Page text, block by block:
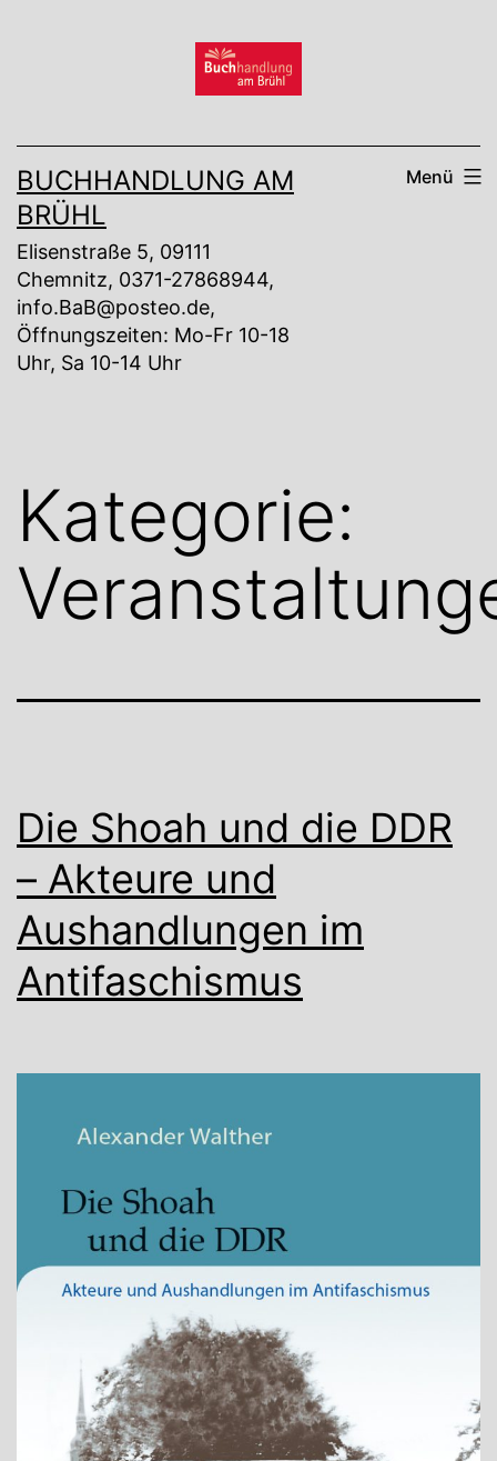
BUCHHANDLUNG AM
BRÜHL
Elisenstraße 5, 09111
Chemnitz, 0371-27868944,
info.BaB@posteo.de,
Öffnungszeiten: Mo-Fr 10-18
Uhr, Sa 10-14 Uhr
Menü
Kategorie:
Die Shoah und die DDR
– Akteure und
Aushandlungen im
Antifaschismus